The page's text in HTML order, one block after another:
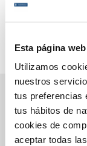
Esta página
Utilizamos
nuestros
tus preferencias
tus hábitos de
cookies de
aceptar todas
Gestiones